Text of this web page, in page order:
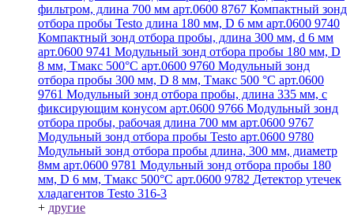
фильтром, длина 700 мм арт.0600 8767 Компактный зонд
отбора пробы Testo длина 180 мм, D 6 мм арт.0600 9740
Компактный зонд отбора пробы, длина 300 мм, d 6 мм
арт.0600 9741 Модульный зонд отбора пробы 180 мм, D
8 мм, Tмакс 500°С арт.0600 9760 Модульный зонд
отбора пробы 300 мм, D 8 мм, Tмакс 500 °C арт.0600
9761 Модульный зонд отбора пробы, длина 335 мм, с
фиксирующим конусом арт.0600 9766 Модульный зонд
отбора пробы, рабочая длина 700 мм арт.0600 9767
Модульный зонд отбора пробы Testo арт.0600 9780
Модульный зонд отбора пробы длина, 300 мм, диаметр
8мм арт.0600 9781 Модульный зонд отбора пробы 180
мм, D 6 мм, Tмакс 500°С арт.0600 9782 Детектор утечек
хладагентов Testo 316-3
+ другие